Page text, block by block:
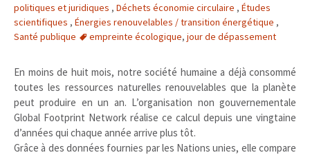
politiques et juridiques , Déchets économie circulaire , Études
scientifiques , Énergies renouvelables / transition énergétique ,
Santé publique
empreinte écologique, jour de dépassement
En moins de huit mois, notre société humaine a déjà consommé
toutes les ressources naturelles renouvelables que la planète
peut produire en un an. L’organisation non gouvernementale
Global Footprint Network réalise ce calcul depuis une vingtaine
d’années qui chaque année arrive plus tôt.
Grâce à des données fournies par les Nations unies, elle compare